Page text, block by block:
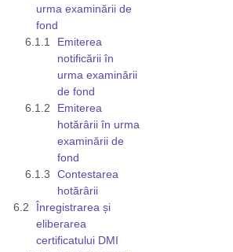
urma examinării de
fond
Emiterea
notificării în
urma examinării
de fond
Emiterea
hotărârii în urma
examinării de
fond
Contestarea
hotărârii
Înregistrarea și
eliberarea
certificatului DMI